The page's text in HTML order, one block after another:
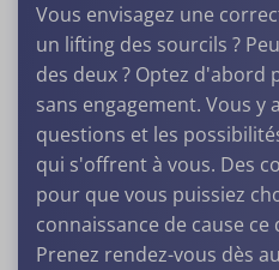
Vous envisagez une
un lifting des sourcils ?
des deux ? Optez
sans engagement. Vous y
questions et les
qui s'offrent à vous. Des
pour que vous puissiez
connaissance de cause
Prenez rendez-vous dès